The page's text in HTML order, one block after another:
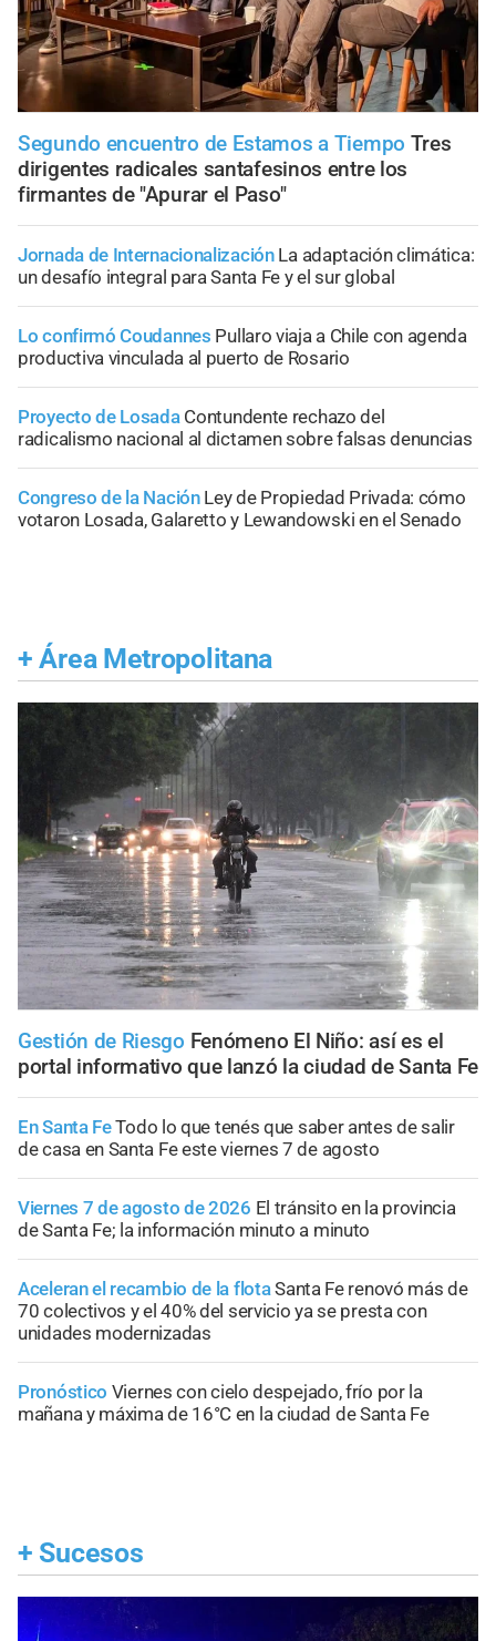
Segundo encuentro de Estamos a Tiempo Tres
dirigentes radicales santafesinos entre los
firmantes de "Apurar el Paso"
Jornada de Internacionalización La adaptación climática:
un desafío integral para Santa Fe y el sur global
Lo confirmó Coudannes Pullaro viaja a Chile con agenda
productiva vinculada al puerto de Rosario
Proyecto de Losada Contundente rechazo del
radicalismo nacional al dictamen sobre falsas denuncias
Congreso de la Nación Ley de Propiedad Privada: cómo
votaron Losada, Galaretto y Lewandowski en el Senado
+ Área Metropolitana
Gestión de Riesgo Fenómeno El Niño: así es el
portal informativo que lanzó la ciudad de Santa Fe
En Santa FeTodo lo que tenés que saber antes de salir
de casa en Santa Fe este viernes 7 de agosto
Viernes 7 de agosto de 2026 El tránsito en la provincia
de Santa Fe; la información minuto a minuto
Aceleran el recambio de la flotaSanta Fe renovó más de
70 colectivos y el 40% del servicio ya se presta con
unidades modernizadas
Pronóstico Viernes con cielo despejado, frío por la
mañana y máxima de 16°C en la ciudad de Santa Fe
+ Sucesos